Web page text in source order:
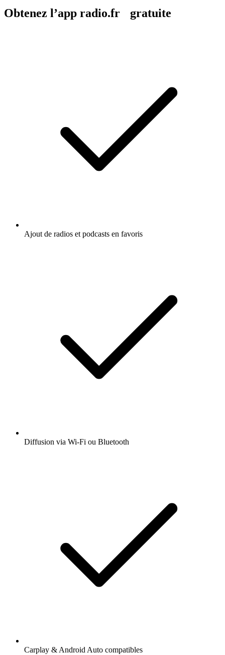
Obtenez l’app radio.fr gratuite
Ajout de radios et podcasts en favoris
Diffusion via Wi-Fi ou Bluetooth
Carplay & Android Auto compatibles